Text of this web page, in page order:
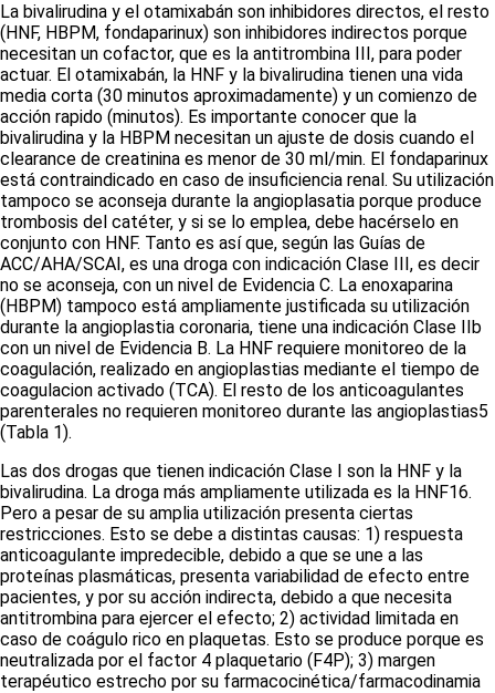
La bivalirudina y el otamixabán son inhibidores directos, el resto
(HNF, HBPM, fondaparinux) son inhibidores indirectos porque
necesitan un cofactor, que es la antitrombina III, para poder
actuar. El otamixabán, la HNF y la bivalirudina tienen una vida
media corta (30 minutos aproximadamente) y un comienzo de
acción rapido (minutos). Es importante conocer que la
bivalirudina y la HBPM necesitan un ajuste de dosis cuando el
clearance de creatinina es menor de 30 ml/min. El fondaparinux
está contraindicado en caso de insuficiencia renal. Su utilización
tampoco se aconseja durante la angioplasatia porque produce
trombosis del catéter, y si se lo emplea, debe hacérselo en
conjunto con HNF. Tanto es así que, según las Guías de
ACC/AHA/SCAI, es una droga con indicación Clase III, es decir
no se aconseja, con un nivel de Evidencia C. La enoxaparina
(HBPM) tampoco está ampliamente justificada su utilización
durante la angioplastia coronaria, tiene una indicación Clase IIb
con un nivel de Evidencia B. La HNF requiere monitoreo de la
coagulación, realizado en angioplastias mediante el tiempo de
coagulacion activado (TCA). El resto de los anticoagulantes
parenterales no requieren monitoreo durante las angioplastias5
(Tabla 1).
Las dos drogas que tienen indicación Clase I son la HNF y la
bivalirudina. La droga más ampliamente utilizada es la HNF16.
Pero a pesar de su amplia utilización presenta ciertas
restricciones. Esto se debe a distintas causas: 1) respuesta
anticoagulante impredecible, debido a que se une a las
proteínas plasmáticas, presenta variabilidad de efecto entre
pacientes, y por su acción indirecta, debido a que necesita
antitrombina para ejercer el efecto; 2) actividad limitada en
caso de coágulo rico en plaquetas. Esto se produce porque es
neutralizada por el factor 4 plaquetario (F4P); 3) margen
terapéutico estrecho por su farmacocinética/farmacodinamia